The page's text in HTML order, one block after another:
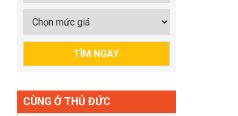
CÙNG Ở THỦ ĐỨC